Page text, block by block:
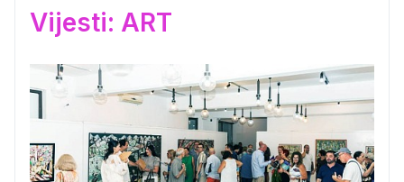
Vijesti: ART